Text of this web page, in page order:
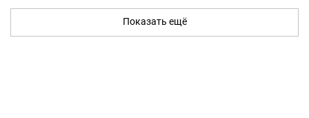
Показать ещё